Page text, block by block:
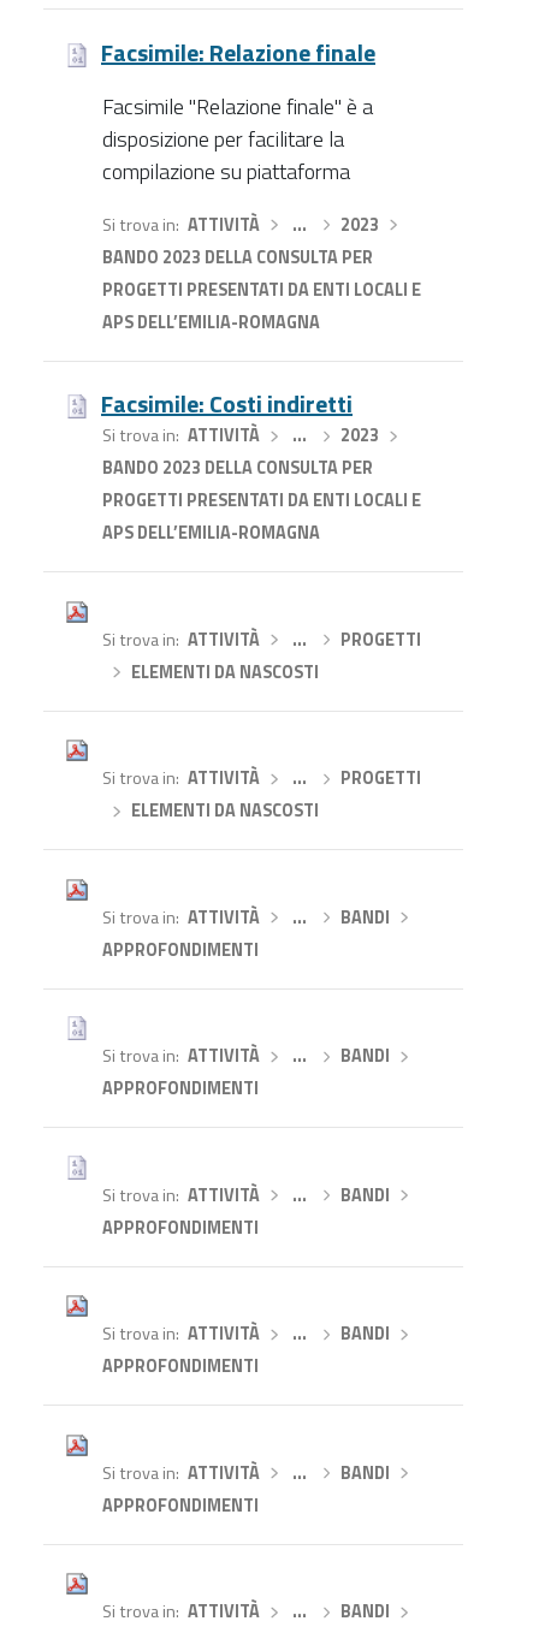
Facsimile: Relazione finale
Facsimile "Relazione finale" è a
disposizione per facilitare la
compilazione su piattaforma
Si trova in ATTIVITÀ› … 2023
BANDO 2023 DELLA CONSULTA PER
PROGETTI PRESENTATI DA ENTI LOCALI E
APS DELL’EMILIA-ROMAGNA
Facsimile: Costi indiretti
Si trova in ATTIVITÀ› … 2023
BANDO 2023 DELLA CONSULTA PER
PROGETTI PRESENTATI DA ENTI LOCALI E
APS DELL’EMILIA-ROMAGNA
Si trova in ATTIVITÀ› …
PROGETTI
ELEMENTI DA NASCOSTI
Si trova in ATTIVITÀ› …
PROGETTI
ELEMENTI DA NASCOSTI
Si trova in ATTIVITÀ› … BANDI
APPROFONDIMENTI
Si trova in ATTIVITÀ› … BANDI
APPROFONDIMENTI
Si trova in ATTIVITÀ› … BANDI
APPROFONDIMENTI
Si trova in ATTIVITÀ› … BANDI
APPROFONDIMENTI
Si trova in ATTIVITÀ› … BANDI
APPROFONDIMENTI
Si trova in ATTIVITÀ› … BANDI